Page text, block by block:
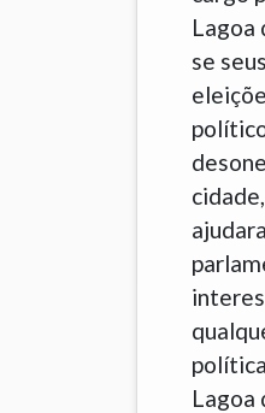
Lagoa
se
Lagoa